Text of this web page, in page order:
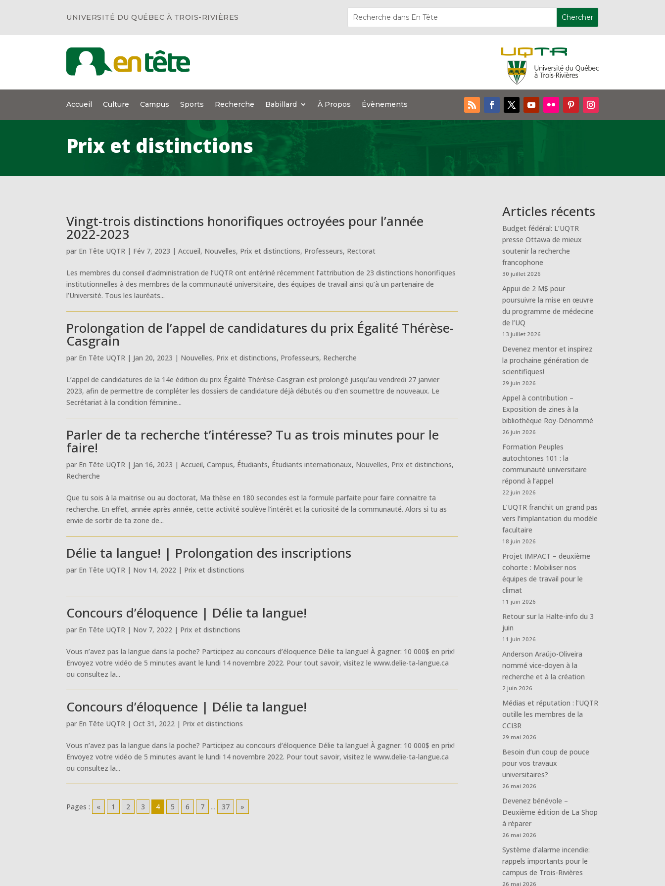
UNIVERSITÉ DU QUÉBEC À TROIS-RIVIÈRES
Accueil Culture Campus Sports Recherche Babillard À Propos Évènements
Prix et distinctions
Vingt-trois distinctions honorifiques octroyées pour l’année
2022-2023
par En Tête UQTR | Fév 7, 2023 |Accueil, Nouvelles, Prix et distinctions, Professeurs, Rectorat
Les membres du conseil d’administration de l’UQTR ont entériné récemment l’attribution de 23 distinctions honorifiques
institutionnelles à des membres de la communauté universitaire, des équipes de travail ainsi qu’à un partenaire de
l’Université. Tous les lauréats...
Prolongation de l’appel de candidatures du prix Égalité Thérèse-
Casgrain
par En Tête UQTR | Jan 20, 2023 | Nouvelles, Prix et distinctions, Professeurs, Recherche
L’appel de candidatures de la 14e édition du prix Égalité Thérèse-Casgrain est prolongé jusqu’au vendredi 27 janvier
2023, afin de permettre de compléter les dossiers de candidature déjà débutés ou d’en soumettre de nouveaux. Le
Secrétariat à la condition féminine...
Parler de ta recherche t’intéresse? Tu as trois minutes pour le
faire!
par En Tête UQTR | Jan 16, 2023 |Accueil,Campus, Étudiants, Étudiants internationaux, Nouvelles, Prix et distinctions,
Recherche
Que tu sois à la maitrise ou au doctorat, Ma thèse en 180 secondes est la formule parfaite pour faire connaitre ta
recherche. En effet, année après année, cette activité soulève l’intérêt et la curiosité de la communauté. Alors si tu as
envie de sortir de ta zone de...
Délie ta langue! | Prolongation des inscriptions
par En Tête UQTR | Nov 14, 2022 | Prix et distinctions
Concours d’éloquence | Délie ta langue!
par En Tête UQTR | Nov 7, 2022 | Prix et distinctions
Vous n’avez pas la langue dans la poche? Participez au concours d’éloquence Délie ta langue! À gagner: 10 000$ en prix!
Envoyez votre vidéo de 5 minutes avant le lundi 14 novembre 2022. Pour tout savoir, visitez le www.delie-ta-langue.ca
ou consultez la...
Concours d’éloquence | Délie ta langue!
par En Tête UQTR |Oct 31, 2022 | Prix et distinctions
Vous n’avez pas la langue dans la poche? Participez au concours d’éloquence Délie ta langue! À gagner: 10 000$ en prix!
Envoyez votre vidéo de 5 minutes avant le lundi 14 novembre 2022. Pour tout savoir, visitez le www.delie-ta-langue.ca
ou consultez la...
Pages : « 1 2 3 4 5 6 7 ... 37 »
Articles récents
Budget fédéral: L’UQTR
presse Ottawa de mieux
soutenir la recherche
francophone
30 juillet 2026
Appui de 2 M$ pour
poursuivre la mise en œuvre
du programme de médecine
de l’UQ
13 juillet 2026
Devenez mentor et inspirez
la prochaine génération de
scientifiques!
29 juin 2026
Appel à contribution –
Exposition de zines à la
bibliothèque Roy-Dénommé
26 juin 2026
Formation Peuples
autochtones 101 : la
communauté universitaire
répond à l’appel
22 juin 2026
L’UQTR franchit un grand pas
vers l’implantation du modèle
facultaire
18 juin 2026
Projet IMPACT – deuxième
cohorte : Mobiliser nos
équipes de travail pour le
climat
11 juin 2026
Retour sur la Halte-info du 3
juin
11 juin 2026
Anderson Araújo-Oliveira
nommé vice-doyen à la
recherche et à la création
2 juin 2026
Médias et réputation : l’UQTR
outille les membres de la
CCI3R
29 mai 2026
Besoin d’un coup de pouce
pour vos travaux
universitaires?
26 mai 2026
Devenez bénévole –
Deuxième édition de La Shop
à réparer
26 mai 2026
Système d’alarme incendie:
rappels importants pour le
campus de Trois-Rivières
26 mai 2026